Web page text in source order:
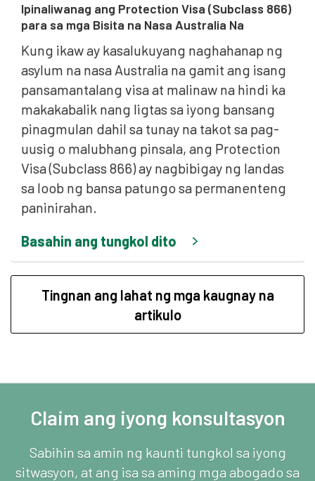
Ipinaliwanag ang Protection Visa (Subclass 866)
para sa mga Bisita na Nasa Australia Na
Kung ikaw ay kasalukuyang naghahanap ng
asylum na nasa Australia na gamit ang isang
pansamantalang visa at malinaw na hindi ka
makakabalik nang ligtas sa iyong bansang
pinagmulan dahil sa tunay na takot sa pag-
uusig o malubhang pinsala, ang Protection
Visa (Subclass 866) ay nagbibigay ng landas
sa loob ng bansa patungo sa permanenteng
paninirahan.
Basahin ang tungkol dito
Tingnan ang lahat ng mga kaugnay na
artikulo
Claim ang iyong konsultasyon
Sabihin sa amin ng kaunti tungkol sa iyong
sitwasyon, at ang isa sa aming mga abogado sa